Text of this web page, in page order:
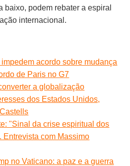
baixo, podem rebater a espiral
internacional.
acordo sobre mudança
de Paris no G7
a globalização
dos Estados Unidos,
"Sinal da crise espiritual dos
Entrevista com Massimo
no Vaticano: a paz e a guerra